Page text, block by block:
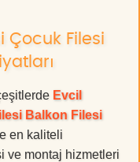
Çocuk Filesi
Evcil
Balkon Filesi
en kaliteli
ve montaj hizmetleri